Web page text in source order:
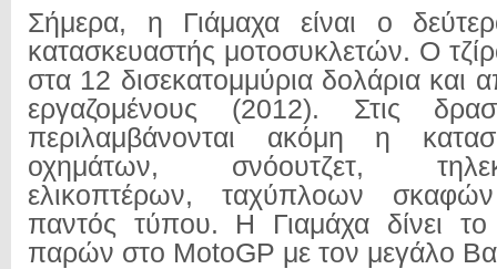
Σήμερα, η Γιάμαχα είναι ο
κατασκευαστής μοτοσυκλετών. Ο
στα 12 δισεκατομμύρια δολάρια και
εργαζομένους (2012). Στις
περιλαμβάνονται ακόμη η
οχημάτων, σνόουτζετ,
ελικοπτέρων, ταχύπλοων
παντός τύπου. Η Γιαμάχα δίνει το
παρών στο MotoGP με τον μεγάλο